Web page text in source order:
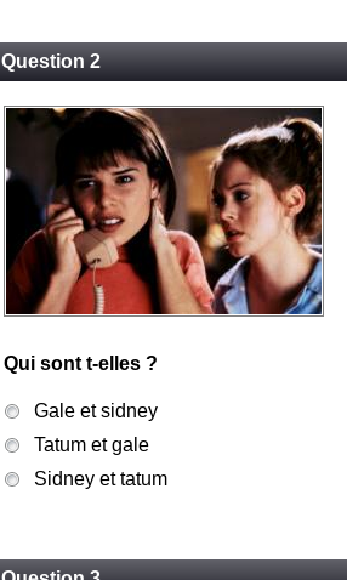
Question 2
Qui sont t-elles ?
Gale et sidney
Tatum et gale
Sidney et tatum